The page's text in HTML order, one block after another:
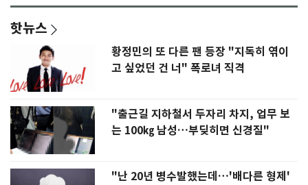
핫뉴스
황정민의 또 다른 팬 등장 "지독히 엮이
고 싶었던 건 너" 폭로녀 직격
"출근길 지하철서 두자리 차지, 업무 보
는 100㎏ 남성…부딪히면 신경질"
"난 20년 병수발했는데…'배다른 형제'